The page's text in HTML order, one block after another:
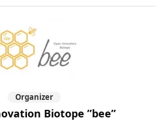
Organizer
Biotope ”bee”